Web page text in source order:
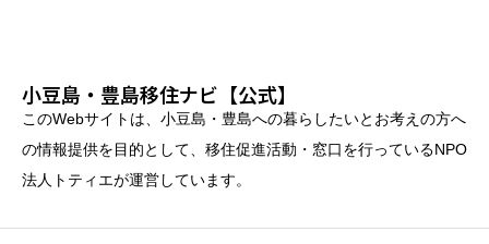
小豆島・豊島移住ナビ【公式】
このWebサイトは、小豆島・豊島への暮らしたいとお考えの方へ
の情報提供を目的として、移住促進活動・窓口を行っているNPO
法人トティエが運営しています。